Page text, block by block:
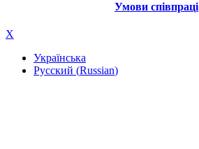
Умови співпраці
X
Українська
Русский (Russian)